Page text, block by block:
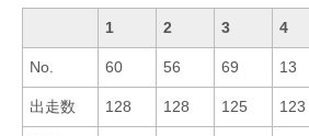
1 2 3 4
No. 60 56 69 13
出走数 128 128 125 123